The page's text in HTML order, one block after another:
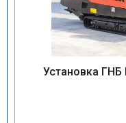
Установка ГНБ